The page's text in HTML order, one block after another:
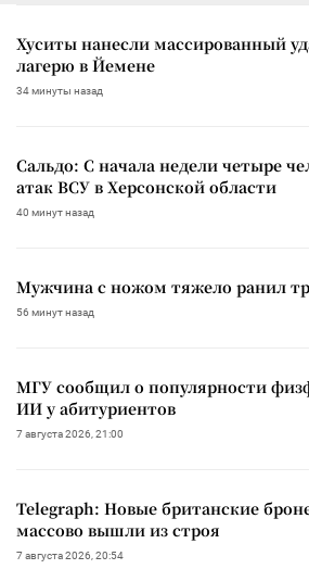
Хуситы нанесли массированный
лагерю в Йемене
34 минуты назад
Сальдо: С начала недели четыре
атак ВСУ в Херсонской области
40 минут назад
Мужчина с ножом тяжело ранил
56 минут назад
МГУ сообщил о популярности
ИИ у абитуриентов
7 августа 2026, 21:00
Telegraph: Новые британские
массово вышли из строя
7 августа 2026, 20:54